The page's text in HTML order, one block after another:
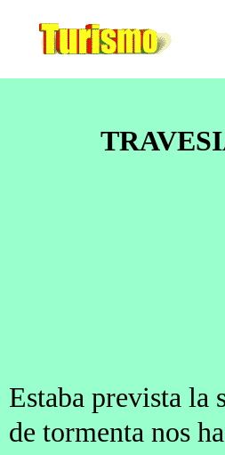
Estaba prevista la
de tormenta nos